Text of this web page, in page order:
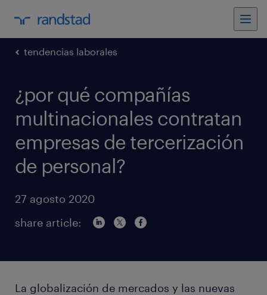
tendencias laborales
¿por qué compañías
multinacionales contratan
empresas de tercerización
de personal?
27 agosto 2020
share article:
La globalización de mercados y las nuevas